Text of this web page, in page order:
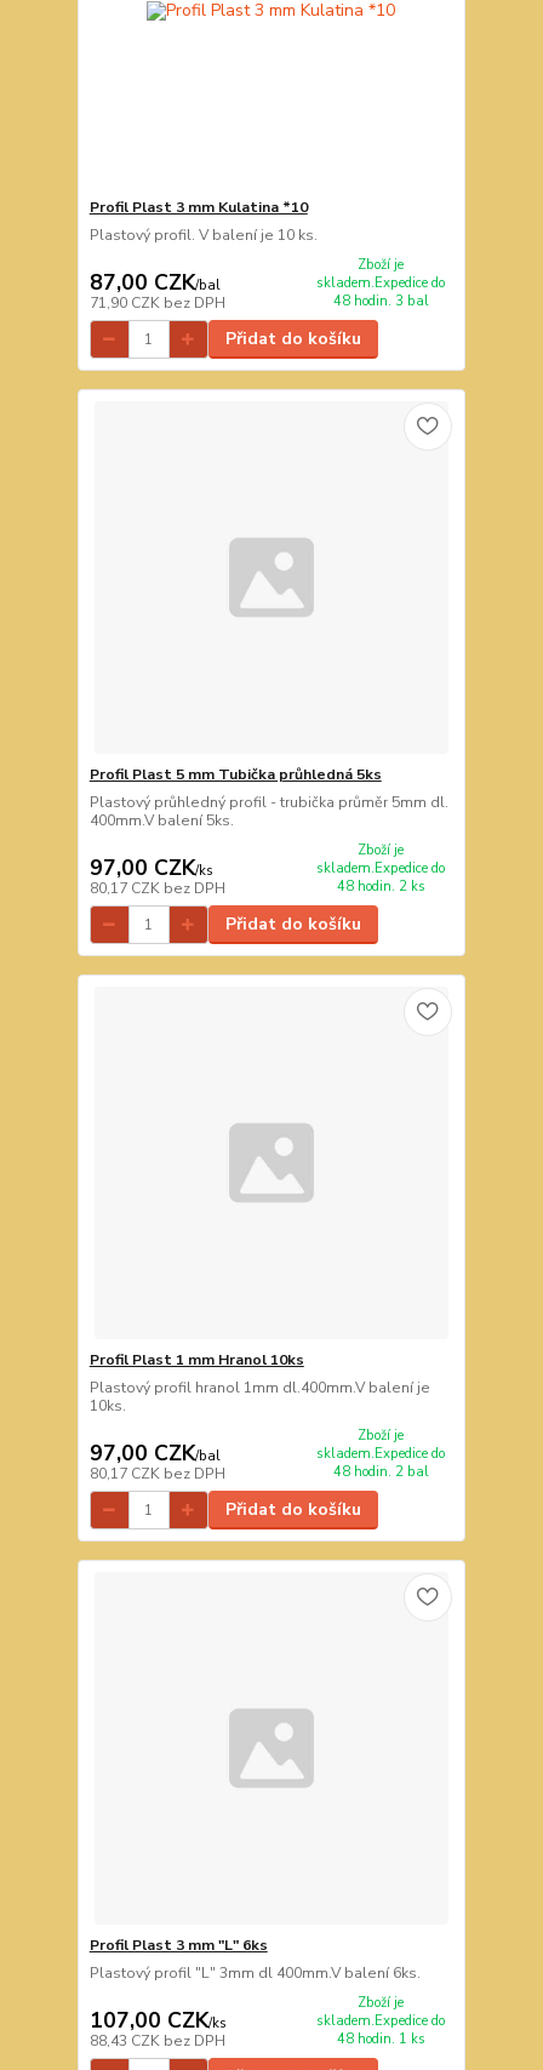
Profil Plast 3 mm Kulatina *10
Plastový profil. V balení je 10 ks.
87,00 CZK/bal
71,90 CZK bez DPH
Zboží je
skladem.Expedice do
48 hodin. 3 bal
Přidat do košíku
Profil Plast 5 mm Tubička průhledná 5ks
Plastový průhledný profil - trubička průměr 5mm dl.
400mm.V balení 5ks.
97,00 CZK/ks
80,17 CZK bez DPH
Zboží je
skladem.Expedice do
48 hodin. 2 ks
Přidat do košíku
Profil Plast 1 mm Hranol 10ks
Plastový profil hranol 1mm dl.400mm.V balení je
10ks.
97,00 CZK/bal
80,17 CZK bez DPH
Zboží je
skladem.Expedice do
48 hodin. 2 bal
Přidat do košíku
Profil Plast 3 mm "L" 6ks
Plastový profil "L" 3mm dl 400mm.V balení 6ks.
107,00 CZK/ks
88,43 CZK bez DPH
Zboží je
skladem.Expedice do
48 hodin. 1 ks